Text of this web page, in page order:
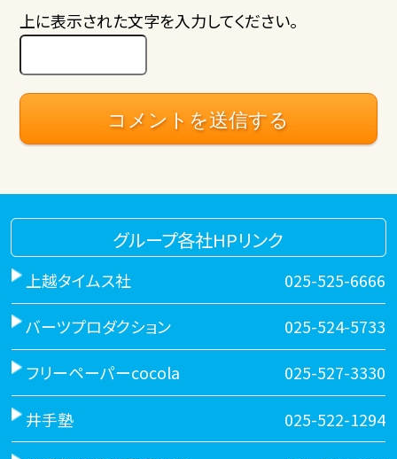
上に表示された文字を入力してください。
グループ各社HPリンク
上越タイムス社 025-525-6666
バーツプロダクション 025-524-5733
フリーペーパーcocola 025-527-3330
井手塾 025-522-1294